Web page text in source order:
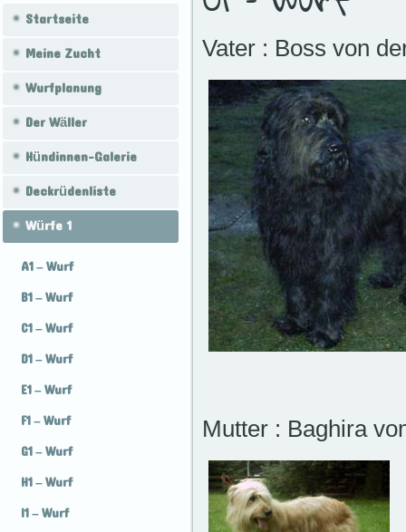
Startseite
Meine Zucht
Wurfplanung
Der Wäller
Hündinnen-Galerie
Deckrüdenliste
Würfe 1
A1 – Wurf
B1 – Wurf
C1 – Wurf
D1 – Wurf
E1 – Wurf
F1 – Wurf
G1 – Wurf
H1 – Wurf
I1 – Wurf
Vater : Boss von
Mutter : Baghira